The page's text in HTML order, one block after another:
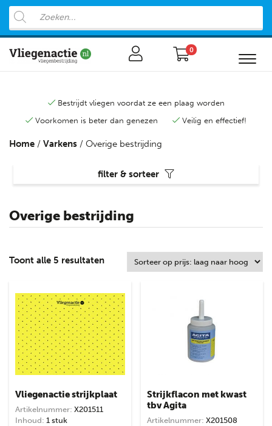
0
Bestrijdt vliegen voordat ze een plaag worden
Voorkomen is beter dan genezen
Veilig en effectief!
Overige bestrijding
Toont alle 5 resultaten
Vliegenactie strijkplaat
Artikelnummer: X201511
Inhoud: 1 stuk
Strijkflacon met kwast
tbv Agita
Artikelnummer: X201508
Home / Varkens / Overige bestrijding
filter & sorteer